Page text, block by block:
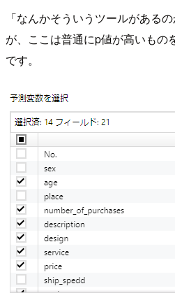
「なんかそういうツールがある
が、ここは普通にp値が高いもの
です。